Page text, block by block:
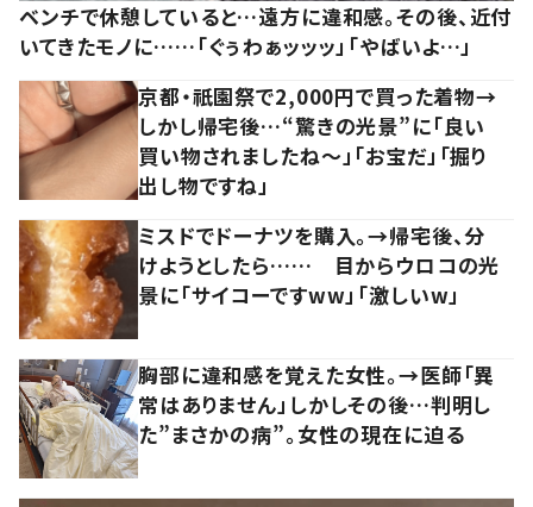
ベンチで休憩していると…遠方に違和感。その後、近付
いてきたモノに……「ぐぅわぁッッッ」「やばいよ…」
京都・祇園祭で2,000円で買った着物→
しかし帰宅後…“驚きの光景”に「良い
買い物されましたね～」「お宝だ」「掘り
出し物ですね」
ミスドでドーナツを購入。→帰宅後、分
けようとしたら…… 目からウロコの光
景に「サイコーですww」「激しいw」
胸部に違和感を覚えた女性。→医師「異
常はありません」しかしその後…判明し
た”まさかの病”。女性の現在に迫る